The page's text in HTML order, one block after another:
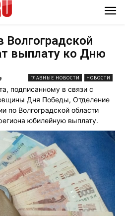
Волгоградской
выплату ко Дню
ГЛАВНЫЕ НОВОСТИ НОВОСТИ
подписанному в связи с
Дня Победы, Отделение
по Волгоградской области
юбилейную выплату.